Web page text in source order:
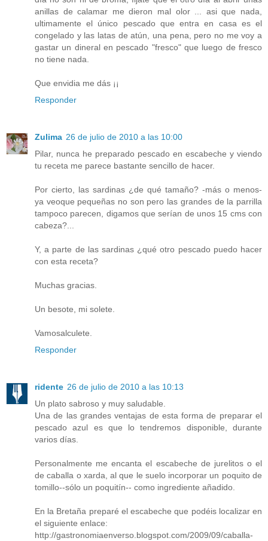
anillas de calamar me dieron mal olor ... asi que nada,
ultimamente el único pescado que entra en casa es el
congelado y las latas de atún, una pena, pero no me voy a
gastar un dineral en pescado "fresco" que luego de fresco
no tiene nada.
Que envidia me dás ¡¡
Responder
Zulima 26 de julio de 2010 a las 10:00
Pilar, nunca he preparado pescado en escabeche y viendo
tu receta me parece bastante sencillo de hacer.
Por cierto, las sardinas ¿de qué tamaño? -más o menos-
ya veoque pequeñas no son pero las grandes de la parrilla
tampoco parecen, digamos que serían de unos 15 cms con
cabeza?...
Y, a parte de las sardinas ¿qué otro pescado puedo hacer
con esta receta?
Muchas gracias.
Un besote, mi solete.
Vamosalculete.
Responder
ridente 26 de julio de 2010 a las 10:13
Un plato sabroso y muy saludable.
Una de las grandes ventajas de esta forma de preparar el
pescado azul es que lo tendremos disponible, durante
varios días.
Personalmente me encanta el escabeche de jurelitos o el
de caballa o xarda, al que le suelo incorporar un poquito de
tomillo--sólo un poquitín-- como ingrediente añadido.
En la Bretaña preparé el escabeche que podéis localizar en
el siguiente enlace:
http://gastronomiaenverso.blogspot.com/2009/09/caballa-